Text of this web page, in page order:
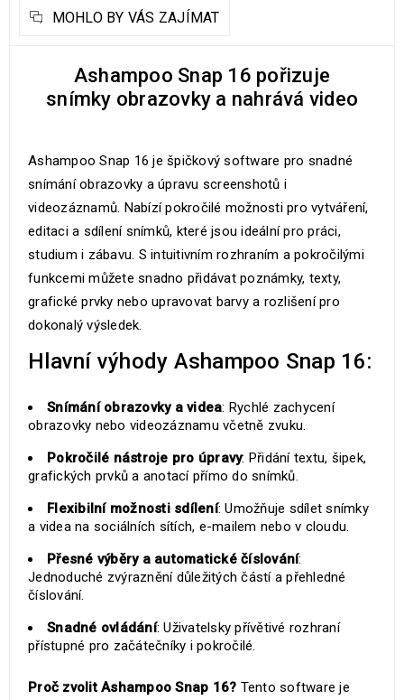
MOHLO BY VÁS ZAJÍMAT
Ashampoo Snap 16 pořizuje
snímky obrazovky a nahrává video
Ashampoo Snap 16 je špičkový software pro snadné
snímání obrazovky a úpravu screenshotů i
videozáznamů. Nabízí pokročilé možnosti pro vytváření,
editaci a sdílení snímků, které jsou ideální pro práci,
studium i zábavu. S intuitivním rozhraním a pokročilými
funkcemi můžete snadno přidávat poznámky, texty,
grafické prvky nebo upravovat barvy a rozlišení pro
dokonalý výsledek.
Hlavní výhody Ashampoo Snap 16:
Snímání obrazovky a videa: Rychlé zachycení
obrazovky nebo videozáznamu včetně zvuku.
Pokročilé nástroje pro úpravy: Přidání textu, šipek,
grafických prvků a anotací přímo do snímků.
Flexibilní možnosti sdílení: Umožňuje sdílet snímky
a videa na sociálních sítích, e-mailem nebo v cloudu.
Přesné výběry a automatické číslování:
Jednoduché zvýraznění důležitých částí a přehledné
číslování.
Snadné ovládání: Uživatelsky přívětivé rozhraní
přístupné pro začátečníky i pokročilé.
Proč zvolit Ashampoo Snap 16? Tento software je